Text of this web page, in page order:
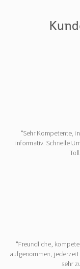
"Sehr Kompetente,
informativ. Schnelle
"Freundliche,
aufgenommen,
sehr